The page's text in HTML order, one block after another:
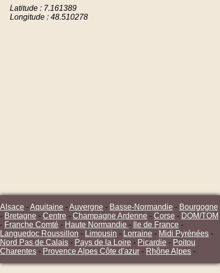
Latitude : 7.161389
Longitude : 48.510278
Alsace -Aquitaine -Auvergne - Basse-Normandie - Bourgogne
- Bretagne - Centre - Champagne Ardenne - Corse - DOM/TOM
- Franche Comté - Haute Normandie - Ile de France -
Languedoc Roussillon - Limousin - Lorraine - Midi Pyrénées -
Nord Pas de Calais - Pays de la Loire - Picardie - Poitou
Charentes - Provence Alpes Côte d'azur - Rhône Alpes -